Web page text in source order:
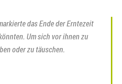
das Ende der Erntezeit
Um sich vor ihnen zu
oder zu täuschen.